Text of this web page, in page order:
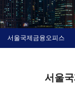
서울국제금융오피스
서울